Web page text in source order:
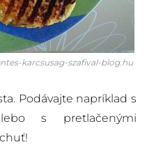
karcsusag-szafival-blog.hu
Podávajte napríklad s
s pretlačenými